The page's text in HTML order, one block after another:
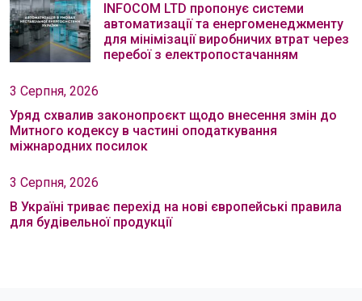
INFOCOM LTD пропонує системи
автоматизації та енергоменеджменту
для мінімізації виробничих втрат через
перебої з електропостачанням
3 Серпня, 2026
Уряд схвалив законопроєкт щодо внесення змін до
Митного кодексу в частині оподаткування
міжнародних посилок
3 Серпня, 2026
В Україні триває перехід на нові європейські правила
для будівельної продукції